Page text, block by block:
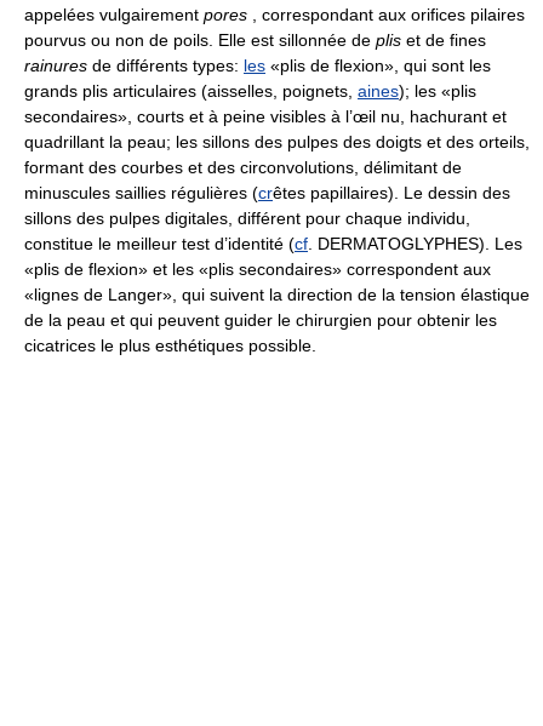
appelées vulgairement pores , correspondant aux orifices pilaires
pourvus ou non de poils. Elle est sillonnée de plis et de fines
rainures de différents types: les «plis de flexion», qui sont les
grands plis articulaires (aisselles, poignets, aines); les «plis
secondaires», courts et à peine visibles à l’œil nu, hachurant et
quadrillant la peau; les sillons des pulpes des doigts et des orteils,
formant des courbes et des circonvolutions, délimitant de
minuscules saillies régulières (crêtes papillaires). Le dessin des
sillons des pulpes digitales, différent pour chaque individu,
constitue le meilleur test d’identité (cf . DERMATOGLYPHES). Les
«plis de flexion» et les «plis secondaires» correspondent aux
«lignes de Langer», qui suivent la direction de la tension élastique
de la peau et qui peuvent guider le chirurgien pour obtenir les
cicatrices le plus esthétiques possible.